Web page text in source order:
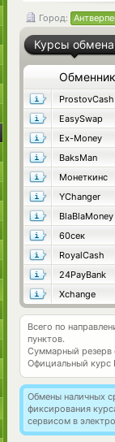
Город:
Курсы обмена
Обменник
ProstovCash
EasySwap
Ex-Money
BaksMan
Монеткинс
YChanger
BlaBlaMoney
60сек
RoyalCash
24PayBank
Xchange
Всего по
пунктов.
Суммарный резерв
Официальный курс
Обмены наличных
фиксирования
сервисом в